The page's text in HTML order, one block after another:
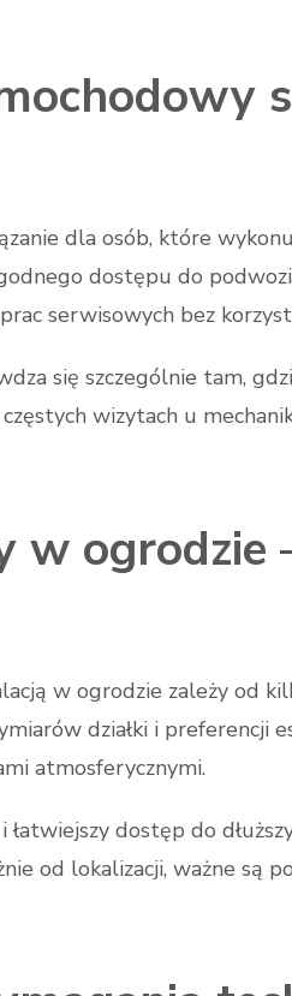
dla osób, które
dostępu do
serwisowych bez
się szczególnie tam,
wizytach u
w
w ogrodzie zależy od
działki i preferencji
atmosferycznymi.
dostęp do
od lokalizacji, ważne są